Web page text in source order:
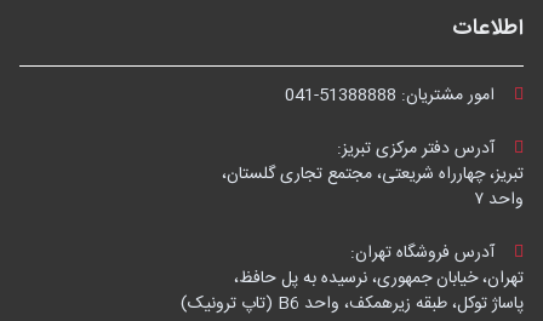
اطلاعات
امور مشتریان: 041-51388888
آدرس دفتر مرکزی تبریز:
تبریز، چهارراه شریعتی، مجتمع تجاری گلستان،
واحد ۷
آدرس فروشگاه تهران:
تهران، خیابان جمهوری، نرسیده به پل حافظ،
پاساژ توکل، طبقه زیرهمکف، واحد B6 (تاپ ترونیک)